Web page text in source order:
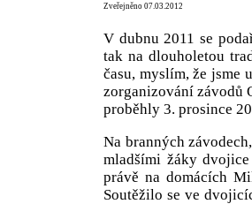
Zveřejněno 07.03.2012
V dubnu 2011 se
tak na dlouholetou
času, myslím, že jsme
zorganizování závodů
proběhly 3. prosince
Na branných
mladšími žáky
právě na domácích
Soutěžilo se ve